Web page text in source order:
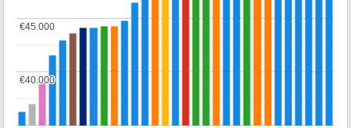
€40.000
€40.000
€45.000
€45.000